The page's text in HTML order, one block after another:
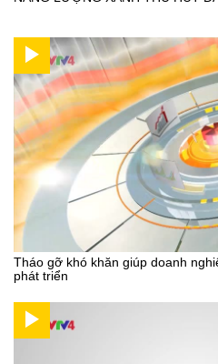
Tháo gỡ khó khăn giúp doanh
phát triển